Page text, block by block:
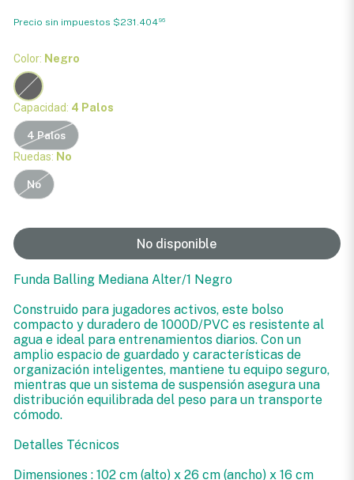
Precio sin impuestos $231.40496
Color: Negro
Capacidad: 4 Palos
4 Palos
Ruedas: No
No
No disponible
Funda Balling Mediana Alter/1 Negro
Construido para jugadores activos, este bolso
compacto y duradero de 1000D/PVC es resistente al
agua e ideal para entrenamientos diarios. Con un
amplio espacio de guardado y características de
organización inteligentes, mantiene tu equipo seguro,
mientras que un sistema de suspensión asegura una
distribución equilibrada del peso para un transporte
cómodo.
Detalles Técnicos
Dimensiones : 102 cm (alto) x 26 cm (ancho) x 16 cm